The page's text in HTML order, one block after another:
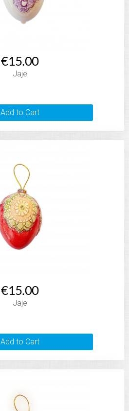
€15.00
Jaje
Add to Cart
€15.00
Jaje
Add to Cart